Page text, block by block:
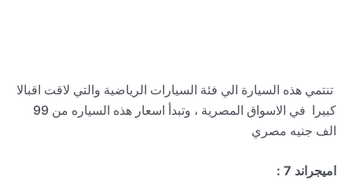
تنتمي هذه السيارة الي فئة السيارات الرياضية والتي لاقت اقبالا
كبيرا في الاسواق المصرية ، وتبدأ اسعار هذه السياره من 99
الف جنيه مصري
اميجراند 7 :